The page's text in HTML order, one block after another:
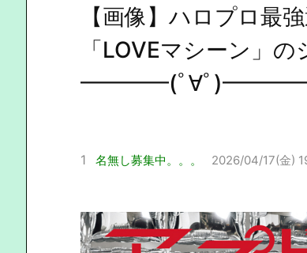
【画像】ハロプロ最
「LOVEマシーン」
━━━━(ﾟ∀ﾟ
1 名無し募集中。。。 2026/04/17(金)